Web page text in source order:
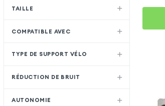
TAILLE
COMPATIBLE AVEC
TYPE DE SUPPORT VÉLO
RÉDUCTION DE BRUIT
AUTONOMIE